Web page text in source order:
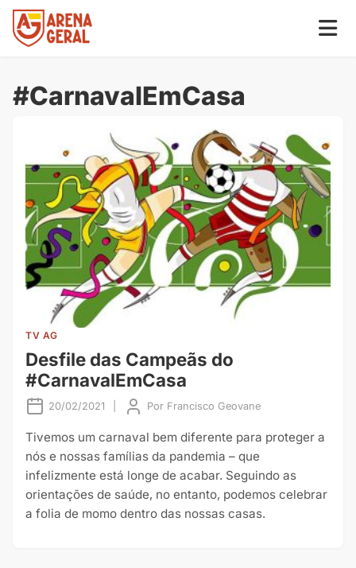
#CarnavalEmCasa
TV AG
Desfile das Campeãs do
#CarnavalEmCasa
20/02/2021 Por Francisco Geovane
Tivemos um carnaval bem diferente para proteger a
nós e nossas famílias da pandemia – que
infelizmente está longe de acabar. Seguindo as
orientações de saúde, no entanto, podemos celebrar
a folia de momo dentro das nossas casas.